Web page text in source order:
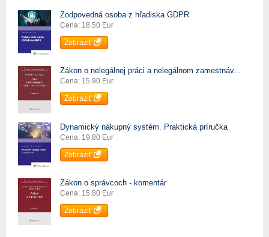
Zodpovedná osoba z hľadiska GDPR
Cena: 18.50 Eur
Zobraziť
Zákon o nelegálnej práci a nelegálnom zamestnáv...
Cena: 15.90 Eur
Zobraziť
Dynamický nákupný systém. Praktická príručka
Cena: 19.80 Eur
Zobraziť
Zákon o správcoch - komentár
Cena: 15.80 Eur
Zobraziť